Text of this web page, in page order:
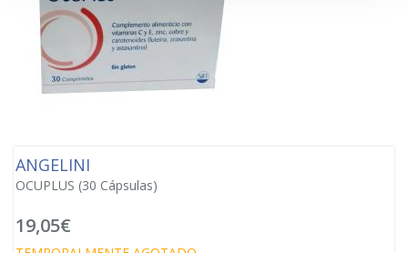
ANGELINI
OCUPLUS (30 Cápsulas)
19,05€